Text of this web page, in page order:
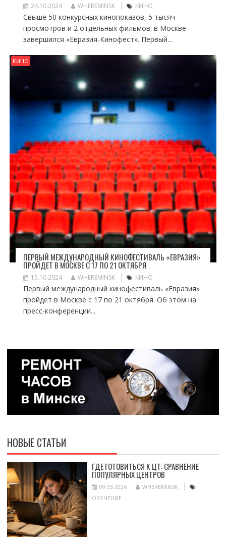
24.10.2024 WHEREMINSK КИНО
Свыше 50 конкурсных кинопоказов, 5 тысяч
просмотров и 2 отдельных фильмов: в Москве
завершился «Евразия-Кинофест». Первый...
КИНО
ПЕРВЫЙ МЕЖДУНАРОДНЫЙ КИНОФЕСТИВАЛЬ «ЕВРАЗИЯ»
ПРОЙДЕТ В МОСКВЕ С 17 ПО 21 ОКТЯБРЯ
15.10.2024 WHEREMINSK КИНО
Первый международный кинофестиваль «Евразия»
пройдет в Москве с 17 по 21 октября. Об этом на
пресс-конференции...
НОВЫЕ СТАТЬИ
ГДЕ ГОТОВИТЬСЯ К ЦТ: СРАВНЕНИЕ
ПОПУЛЯРНЫХ ЦЕНТРОВ
09.03.2026
WHEREMINSK
ОБУЧЕНИЕ